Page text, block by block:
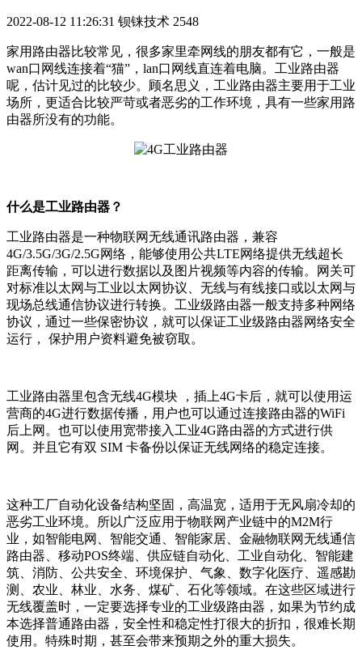
2022-08-12 11:26:31 钡铼技术 2548
家用路由器比较常见，很多家里牵网线的朋友都有它，一般是
wan口网线连接着“猫”，lan口网线直连着电脑。工业路由器
呢，估计见过的比较少。顾名思义，工业路由器主要用于工业
场所，更适合比较严苛或者恶劣的工作环境，具有一些家用路
由器所没有的功能。
什么是工业路由器？
工业路由器是一种物联网无线通讯路由器，兼容
4G/3.5G/3G/2.5G网络，能够使用公共LTE网络提供无线超长
距离传输，可以进行数据以及图片视频等内容的传输。网关可
对标准以太网与工业以太网协议、无线与有线接口或以太网与
现场总线通信协议进行转换。工业级路由器一般支持多种网络
协议，通过一些保密协议，就可以保证工业级路由器网络安全
运行， 保护用户资料避免被窃取。
工业路由器里包含无线4G模块 ，插上4G卡后，就可以使用运
营商的4G进行数据传播，用户也可以通过连接路由器的WiFi
后上网。也可以使用宽带接入工业4G路由器的方式进行供
网。并且它有双 SIM 卡备份以保证无线网络的稳定连接。
这种工厂自动化设备结构坚固，高温宽，适用于无风扇冷却的
恶劣工业环境。所以广泛应用于物联网产业链中的M2M行
业，如智能电网、智能交通、智能家居、金融物联网无线通信
路由器、移动POS终端、供应链自动化、工业自动化、智能建
筑、消防、公共安全、环境保护、气象、数字化医疗、遥感勘
测、农业、林业、水务、煤矿、石化等领域。在这些区域进行
无线覆盖时，一定要选择专业的工业级路由器，如果为节约成
本选择普通路由器，安全性和稳定性打很大的折扣，很难长期
使用。特殊时期，甚至会带来预期之外的重大损失。